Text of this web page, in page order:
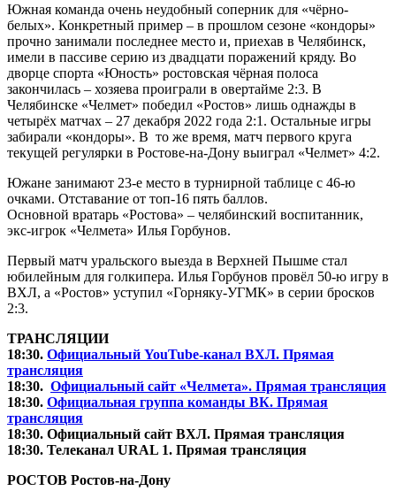
Южная команда очень неудобный соперник для «чёрно-
белых». Конкретный пример – в прошлом сезоне «кондоры»
прочно занимали последнее место и, приехав в Челябинск,
имели в пассиве серию из двадцати поражений кряду. Во
дворце спорта «Юность» ростовская чёрная полоса
закончилась – хозяева проиграли в овертайме 2:3. В
Челябинске «Челмет» победил «Ростов» лишь однажды в
четырёх матчах – 27 декабря 2022 года 2:1. Остальные игры
забирали «кондоры». В то же время, матч первого круга
текущей регулярки в Ростове-на-Дону выиграл «Челмет» 4:2.
Южане занимают 23-е место в турнирной таблице с 46-ю
очками. Отставание от топ-16 пять баллов.
Основной вратарь «Ростова» – челябинский воспитанник,
экс-игрок «Челмета» Илья Горбунов.
Первый матч уральского выезда в Верхней Пышме стал
юбилейным для голкипера. Илья Горбунов провёл 50-ю игру в
ВХЛ, а «Ростов» уступил «Горняку-УГМК» в серии бросков
2:3.
ТРАНСЛЯЦИИ
18:30. Официальный YouTube-канал ВХЛ. Прямая
трансляция
18:30. Официальный сайт «Челмета». Прямая трансляция
18:30. Официальная группа команды ВК. Прямая
трансляция
18:30. Официальный сайт ВХЛ. Прямая трансляция
18:30. Телеканал URAL 1. Прямая трансляция
РОСТОВ Ростов-на-Дону